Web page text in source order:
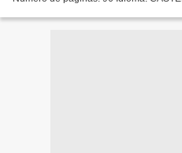
Descargar...